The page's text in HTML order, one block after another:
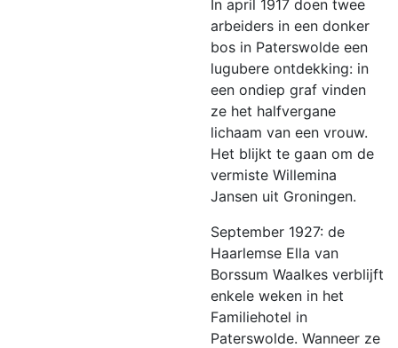
In april 1917 doen twee
arbeiders in een donker
bos in Paterswolde een
lugubere ontdekking: in
een ondiep graf vinden
ze het halfvergane
lichaam van een vrouw.
Het blijkt te gaan om de
vermiste Willemina
Jansen uit Groningen.
September 1927: de
Haarlemse Ella van
Borssum Waalkes verblijft
enkele weken in het
Familiehotel in
Paterswolde. Wanneer ze